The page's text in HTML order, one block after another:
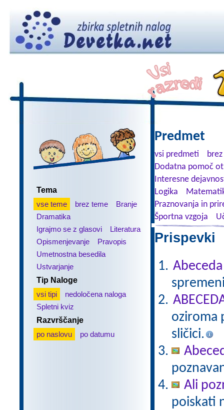
Tema
vse teme
brez teme
Branje
Dramatika
Igrajmo se z glasovi
Literatura
Opismenjevanje
Pravopis
Umetnostna besedila
Ustvarjanje
Tip Naloge
vsi tipi
nedoločena naloga
Spletni kviz
Razvrščanje
po naslovu
po datumu
Predmet
vsi predmeti
Dodatna pomoč
Interesne
Logika
Praznovanja in
Športna vzgoja
Prispevki
Abeceda
oziroma
sličici.
Ali
poiskati